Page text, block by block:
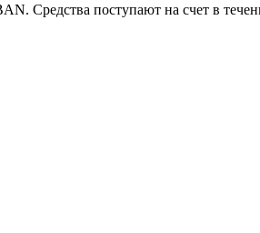
Средства поступают на счет в